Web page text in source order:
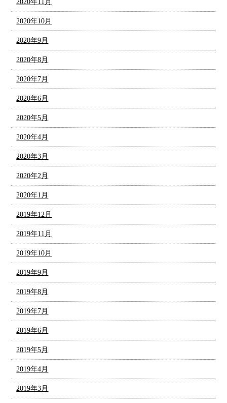
2020年11月
2020年10月
2020年9月
2020年8月
2020年7月
2020年6月
2020年5月
2020年4月
2020年3月
2020年2月
2020年1月
2019年12月
2019年11月
2019年10月
2019年9月
2019年8月
2019年7月
2019年6月
2019年5月
2019年4月
2019年3月